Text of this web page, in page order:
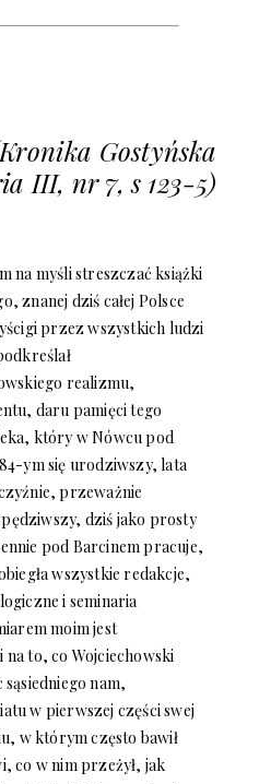
Gostyńska
III, nr 7, s 123-5)
na myśli streszczać książki
znanej dziś całej Polsce
przez wszystkich ludzi
realizmu,
daru pamięci tego
który w Nówcu pod
ym się urodziwszy, lata
przeważnie
dziś jako prosty
pod Barcinem pracuje,
wszystkie redakcje,
i seminaria
moim jest
to, co Wojciechowski
nam,
w pierwszej części swej
w którym często bawił
co w nim przeżył, jak